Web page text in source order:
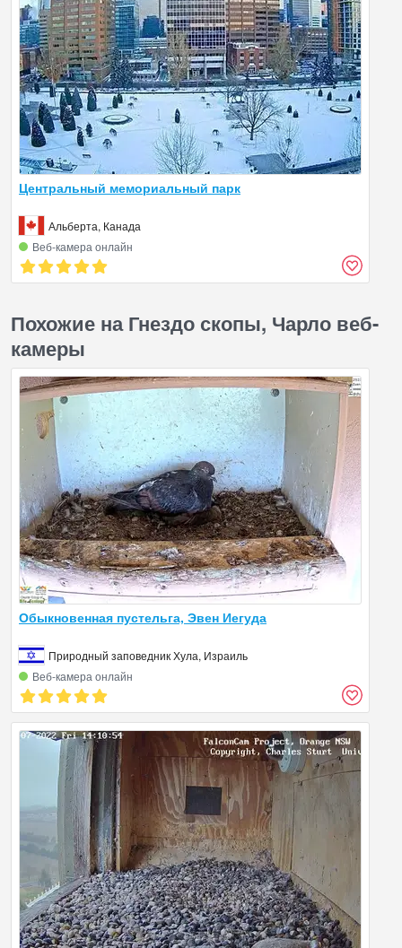
Центральный мемориальный парк
Альберта, Канада
Веб‑камера онлайн
Похожие на Гнездо скопы, Чарло веб-
камеры
Обыкновенная пустельга, Эвен Иегуда
Природный заповедник Хула, Израиль
Веб‑камера онлайн